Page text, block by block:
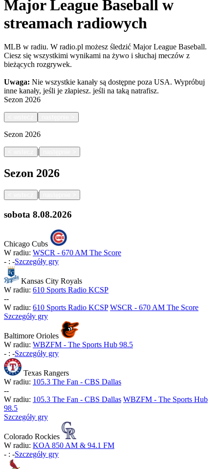
Major League Baseball w
streamach radiowych
MLB w radiu. W radio.pl możesz śledzić Major League Baseball.
Ciesz się wszystkimi wynikami na żywo i słuchaj meczów z
bieżących rozgrywek.
Uwaga: Nie wszystkie kanały są dostępne poza USA. Wypróbuj
inne kanały, jeśli je złapiesz. jeśli na taką natrafisz.
Sezon 2026
Sezon 2026
|
Sezon 2026
|
sobota 8.08.2026
Chicago Cubs
W radiu: WSCR - 670 AM The Score
- : -Szczegóły gry
Kansas City Royals
W radiu: 610 Sports Radio KCSP
--
W radiu: 610 Sports Radio KCSP WSCR - 670 AM The Score
Szczegóły gry
Baltimore Orioles
W radiu: WBZFM - The Sports Hub 98.5
- : -Szczegóły gry
Texas Rangers
W radiu: 105.3 The Fan - CBS Dallas
--
W radiu: 105.3 The Fan - CBS Dallas WBZFM - The Sports Hub
98.5
Szczegóły gry
Colorado Rockies
W radiu: KOA 850 AM & 94.1 FM
- : -Szczegóły gry